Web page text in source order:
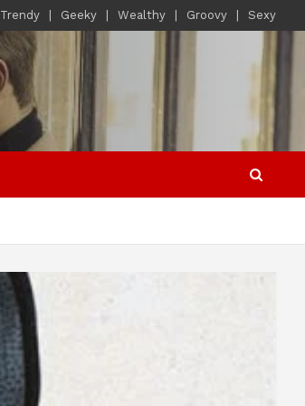
Trendy Geeky Wealthy Groovy Sexy